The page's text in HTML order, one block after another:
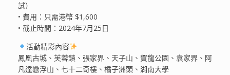
試）
•⁠ ⁠費用：只需港幣 $1,600
•⁠ ⁠截止時間：2024年7月25日
活動精彩內容
鳳凰古城、芙蓉鎮、張家界、天子山、賀龍公園、袁家界、阿
凡達懸浮山、七十二奇樓、橘子洲頭、湖南大學